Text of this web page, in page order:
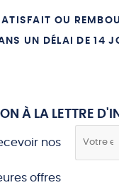
OU
UN DÉLAI DE 14
À LA LETTRE
nos
offres